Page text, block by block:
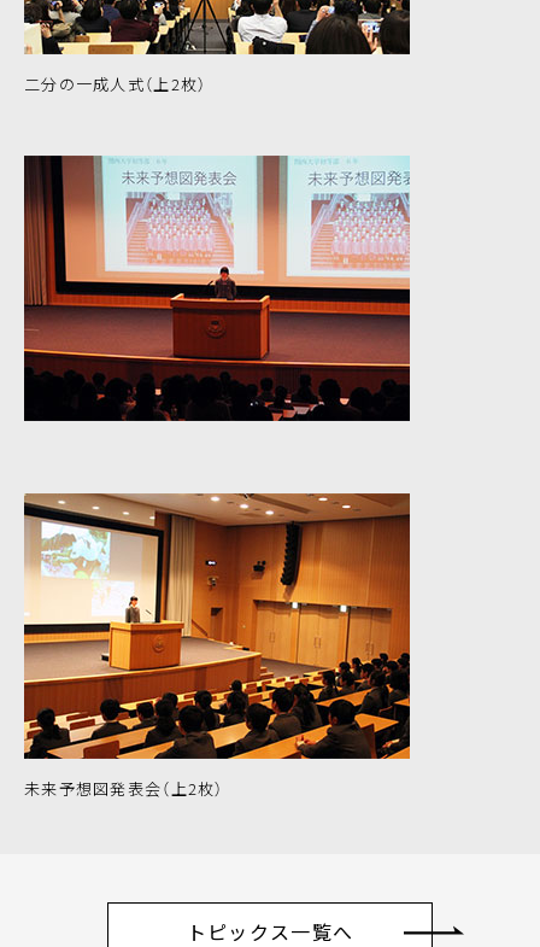
二分の一成人式（上2枚）
未来予想図発表会（上2枚）
トピックス一覧へ